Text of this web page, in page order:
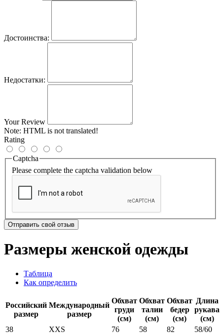
Достоинства:
Недостатки:
Your Review
Note: HTML is not translated!
Rating
Captcha
Please complete the captcha validation below
Отправить свой отзыв
Размеры женской одежды
Таблица
Как определить
Российский
размер
Международный
размер
Обхват
груди
(см)
Обхват
талии
(см)
Обхват
бедер
(см)
Длина
рукава
(см)
38
XXS 76 58 82
58/60